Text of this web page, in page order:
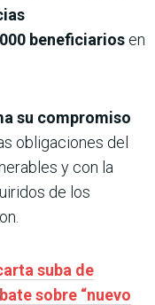
beneficiarios en
su compromiso
obligaciones del
y con la
de los
suba de
sobre “nuevo